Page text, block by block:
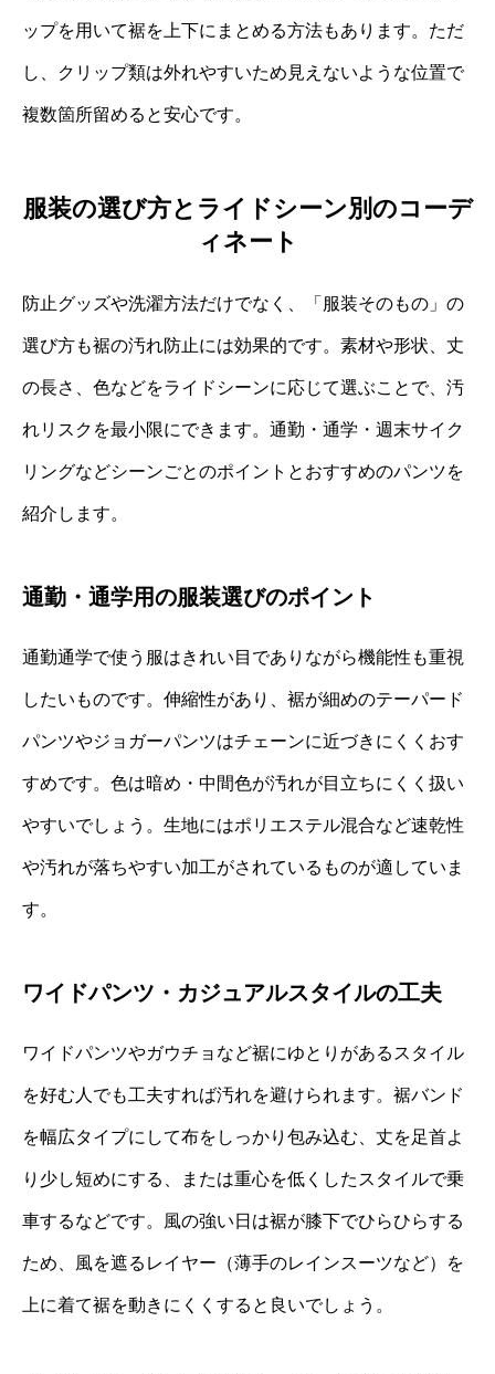
ップを用いて裾を上下にまとめる方法もあります。ただ
し、クリップ類は外れやすいため見えないような位置で
複数箇所留めると安心です。
服装の選び方とライドシーン別のコーデ
ィネート
防止グッズや洗濯方法だけでなく、「服装そのもの」の
選び方も裾の汚れ防止には効果的です。素材や形状、丈
の長さ、色などをライドシーンに応じて選ぶことで、汚
れリスクを最小限にできます。通勤・通学・週末サイク
リングなどシーンごとのポイントとおすすめのパンツを
紹介します。
通勤・通学用の服装選びのポイント
通勤通学で使う服はきれい目でありながら機能性も重視
したいものです。伸縮性があり、裾が細めのテーパード
パンツやジョガーパンツはチェーンに近づきにくくおす
すめです。色は暗め・中間色が汚れが目立ちにくく扱い
やすいでしょう。生地にはポリエステル混合など速乾性
や汚れが落ちやすい加工がされているものが適していま
す。
ワイドパンツ・カジュアルスタイルの工夫
ワイドパンツやガウチョなど裾にゆとりがあるスタイル
を好む人でも工夫すれば汚れを避けられます。裾バンド
を幅広タイプにして布をしっかり包み込む、丈を足首よ
り少し短めにする、または重心を低くしたスタイルで乗
車するなどです。風の強い日は裾が膝下でひらひらする
ため、風を遮るレイヤー（薄手のレインスーツなど）を
上に着て裾を動きにくくすると良いでしょう。